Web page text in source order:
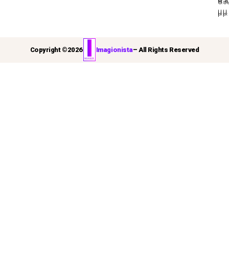
μ.μ.
μ.μ.
Copyright ©2026 Imagionista– All Rights Reserved